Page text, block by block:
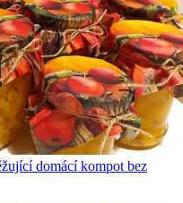
domácí kompot bez